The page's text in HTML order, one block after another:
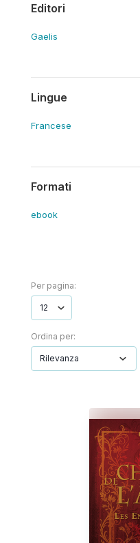
Editori
Gaelis
Lingue
Francese
Formati
ebook
Per pagina:
Ordina per: